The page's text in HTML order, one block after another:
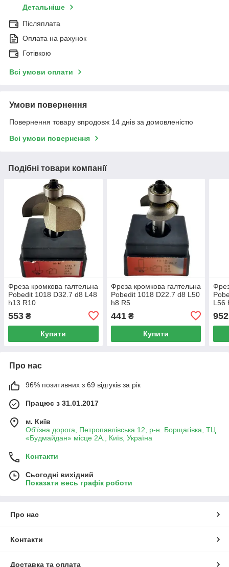
Детальніше
Післяплата
Оплата на рахунок
Готівкою
Всі умови оплати
Умови повернення
Повернення товару впродовж 14 днів за домовленістю
Всі умови повернення
Подібні товари компанії
Фреза кромкова галтельна
Pobedit 1018 D32.7 d8 L48
h13 R10
553 ₴
Купити
Фреза кромкова галтельна
Pobedit 1018 D22.7 d8 L50
h8 R5
441₴
Купити
L56
952
Про нас
96% позитивних з 69 відгуків за рік
Працює з 31.01.2017
м. Київ
Об'їзна дорога, Петропавлівська 12, р-н. Борщагівка, ТЦ
«Будмайдан» місце 2А., Київ, Україна
Контакти
Сьогодні вихідний
Показати весь графік роботи
Про нас
Контакти
Доставка та оплата